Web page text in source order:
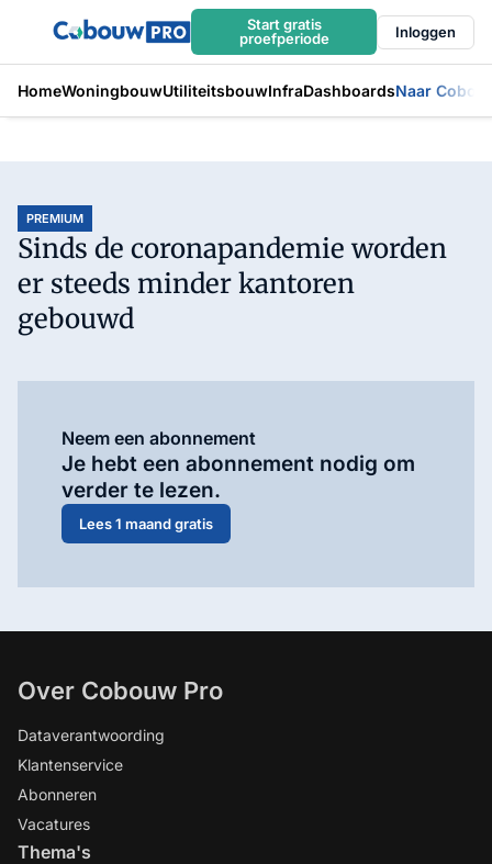
Start gratis
proefperiode
Inloggen
HomeWoningbouwUtiliteitsbouwInfraDashboardsNaar
PREMIUM
Sinds de coronapandemie worden
er steeds minder kantoren
gebouwd
Neem een abonnement
Je hebt een abonnement nodig om
verder te lezen.
Lees 1 maand gratis
Over Cobouw Pro
Dataverantwoording
Klantenservice
Abonneren
Vacatures
Thema's